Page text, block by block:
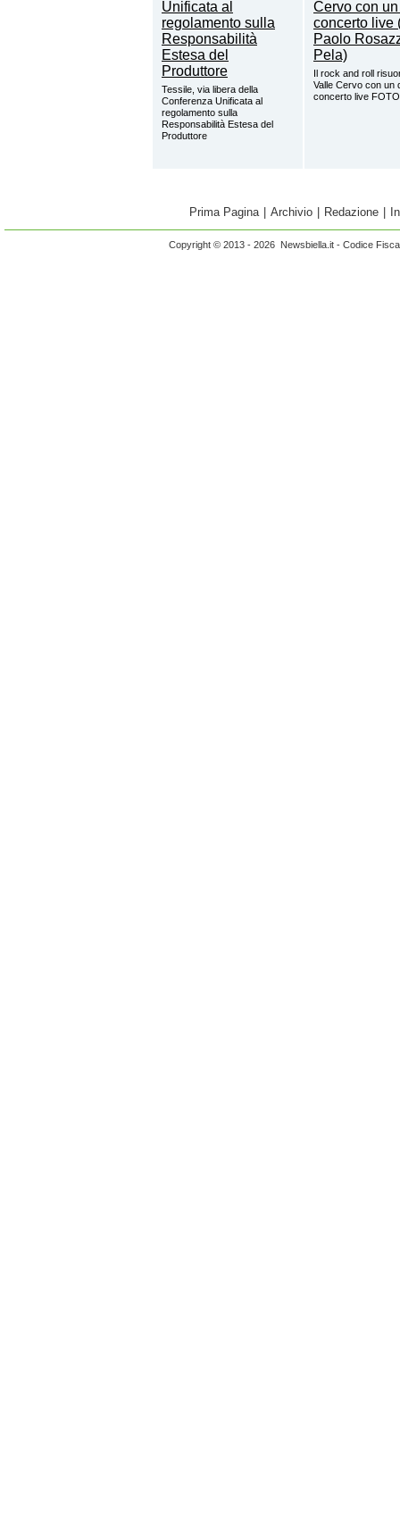
Tessile, via libera della
Conferenza Unificata al
regolamento sulla
Responsabilità Estesa del
Produttore
Il rock and roll
Valle Cervo con un
concerto live FOTO
Prima Pagina Archivio Redazione
Copyright © 2013 - 2026 Newsbiella.it - Codice